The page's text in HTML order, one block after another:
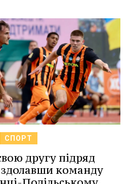
СПОРТ
другу підряд
команду